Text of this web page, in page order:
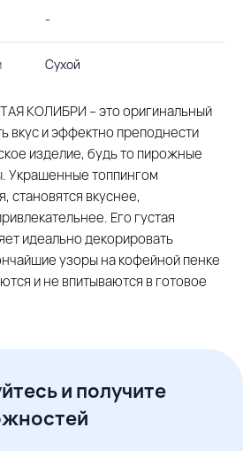
-
Сухой
КОЛИБРИ – это оригинальный
вкус и эффектно преподнести
изделие, будь то пирожные
Украшенные топпингом
становятся вкуснее,
Его густая
идеально декорировать
узоры на кофейной пенке
и не впитываются в готовое
и получите